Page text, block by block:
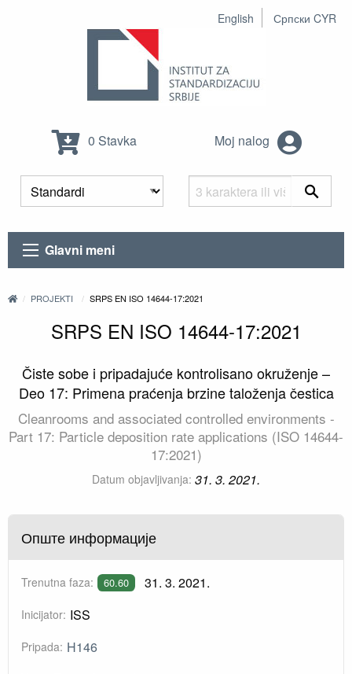
English Српски CYR
0 Stavka Moj nalog
Glavni meni
PROJEKTI SRPS EN ISO 14644-17:2021
SRPS EN ISO 14644-17:2021
Čiste sobe i pripadajuće kontrolisano okruženje –
Deo 17: Primena praćenja brzine taloženja čestica
Cleanrooms and associated controlled environments -
Part 17: Particle deposition rate applications (ISO 14644-
17:2021)
Datum objavljivanja: 31. 3. 2021.
Опште информације
Trenutna faza: 60.60 31. 3. 2021.
Inicijator: ISS
Pripada: H146